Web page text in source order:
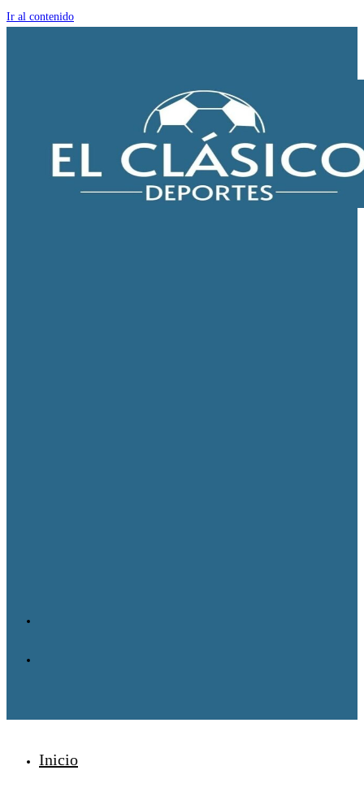
Ir al contenido
Inicio